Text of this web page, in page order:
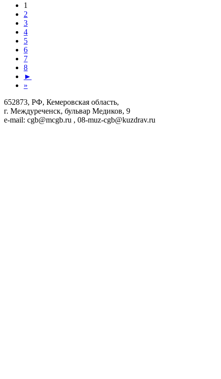
1
2
3
4
5
6
7
8
►
»
652873, РФ, Кемеровская область,
г. Междуреченск, бульвар Медиков, 9
e-mail: cgb@mcgb.ru , 08-muz-cgb@kuzdrav.ru